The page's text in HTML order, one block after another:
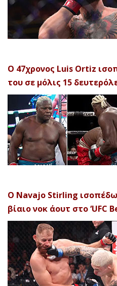
Ο 47χρονος Luis Ortiz
του σε μόλις 15
Ο Navajo Stirling
βίαιο νοκ άουτ στο ‘UFC